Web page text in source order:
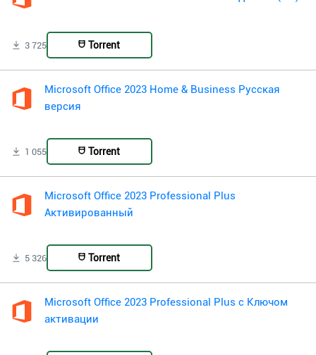
3 725 Torrent
Microsoft Office 2023 Home & Business Русская
версия
1 055 Torrent
Microsoft Office 2023 Professional Plus
Активированный
5 326 Torrent
Microsoft Office 2023 Professional Plus с Ключом
активации